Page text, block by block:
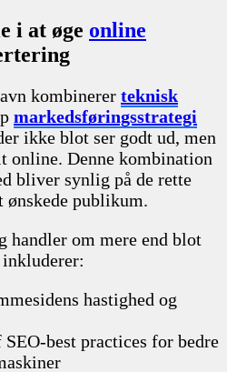
i at øge online
kombinerer teknisk
markedsføringsstrategi
ikke blot ser godt ud, men
online. Denne kombination
bliver synlig på de rette
ønskede publikum.
handler om mere end blot
hastighed og
best practices for bedre